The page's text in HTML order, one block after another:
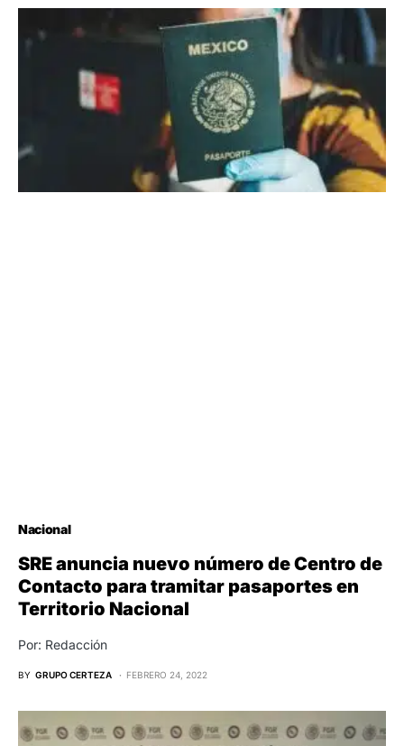
Nacional
SRE anuncia nuevo número de Centro de
Contacto para tramitar pasaportes en
Territorio Nacional
Por: Redacción
BY GRUPO CERTEZA FEBRERO 24, 2022